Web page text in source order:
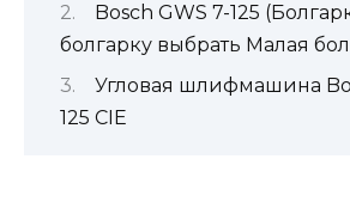
Bosch GWS 7-125
болгарку выбрать Малая
Угловая шлифмашина
125 CIE